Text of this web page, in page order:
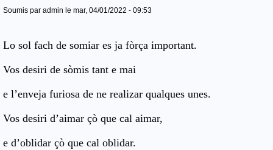
Soumis par admin le mar, 04/01/2022 - 09:53
Lo sol fach de somiar es ja fòrça important.
Vos desiri de sòmis tant e mai
e l’enveja furiosa de ne realizar qualques unes.
Vos desiri d’aimar çò que cal aimar,
e d’oblidar çò que cal oblidar.